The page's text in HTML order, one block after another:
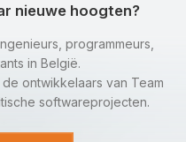
nieuwe hoogten?
programmeurs,
in België.
ontwikkelaars van Team
softwareprojecten.